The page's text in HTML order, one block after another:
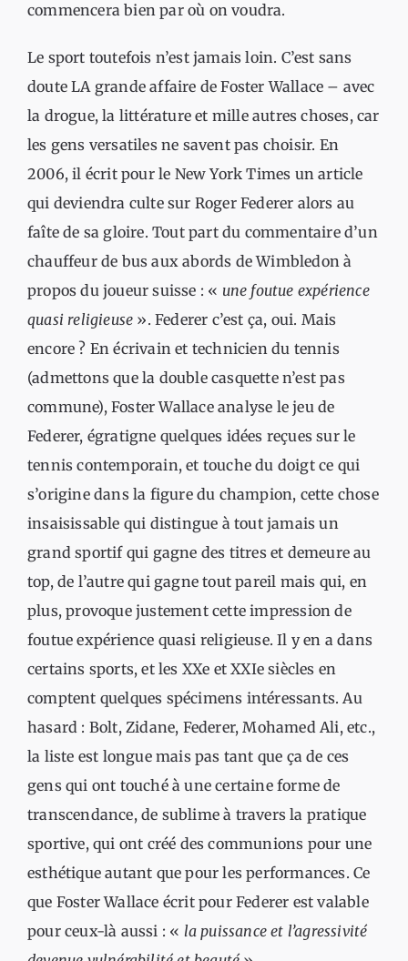
commencera bien par où on voudra.
Le sport toutefois n’est jamais loin. C’est sans
doute LA grande affaire de Foster Wallace – avec
la drogue, la littérature et mille autres choses, car
les gens versatiles ne savent pas choisir. En
2006, il écrit pour le New York Times un article
qui deviendra culte sur Roger Federer alors au
faîte de sa gloire. Tout part du commentaire d’un
chauffeur de bus aux abords de Wimbledon à
propos du joueur suisse : « une foutue expérience
quasi religieuse ». Federer c’est ça, oui. Mais
encore ? En écrivain et technicien du tennis
(admettons que la double casquette n’est pas
commune), Foster Wallace analyse le jeu de
Federer, égratigne quelques idées reçues sur le
tennis contemporain, et touche du doigt ce qui
s’origine dans la figure du champion, cette chose
insaisissable qui distingue à tout jamais un
grand sportif qui gagne des titres et demeure au
top, de l’autre qui gagne tout pareil mais qui, en
plus, provoque justement cette impression de
foutue expérience quasi religieuse. Il y en a dans
certains sports, et les XXe et XXIe siècles en
comptent quelques spécimens intéressants. Au
hasard : Bolt, Zidane, Federer, Mohamed Ali, etc.,
la liste est longue mais pas tant que ça de ces
gens qui ont touché à une certaine forme de
transcendance, de sublime à travers la pratique
sportive, qui ont créé des communions pour une
esthétique autant que pour les performances. Ce
que Foster Wallace écrit pour Federer est valable
pour ceux-là aussi : « la puissance et l’agressivité